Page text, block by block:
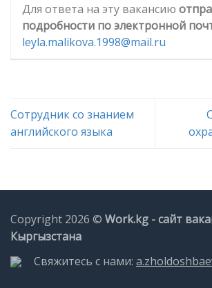
Для ответа на эту вакансию
подробности по электронной
leyla.malikova.1998@mail.ru
Сотрудник со знанием
английского языка
Copyright 2026 © Work.kg - сайт
Кыргызстана
Свяжитесь с нами: